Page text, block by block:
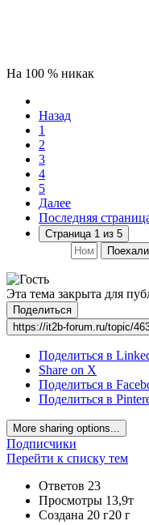
На 100 % никак
Назад
1
2
3
4
5
Далее
Последняя
Страница 1 из 5
Поехали
Эта тема закрыта для
Поделиться
https://it2b-forum.ru/topic/
Поделиться в
Share on X
Поделиться в
Поделиться в
More sharing options...
Подписчики
Перейти к списку тем
Ответов 23
Просмотры 13,9т
Создана 20 г20 г